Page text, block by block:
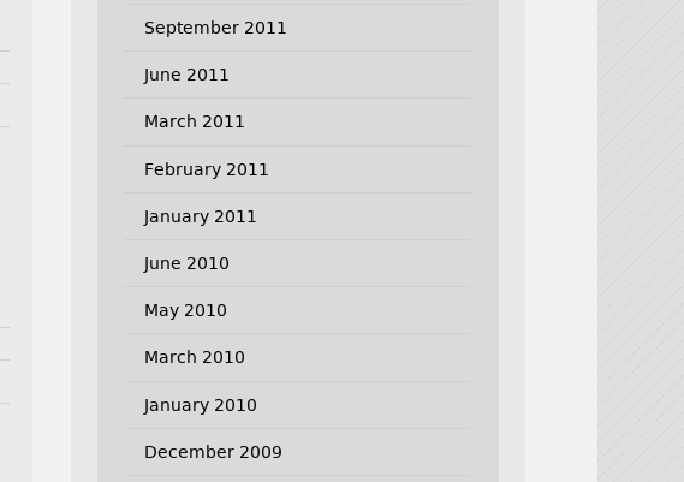
September 2011
June 2011
March 2011
February 2011
January 2011
June 2010
May 2010
March 2010
January 2010
December 2009